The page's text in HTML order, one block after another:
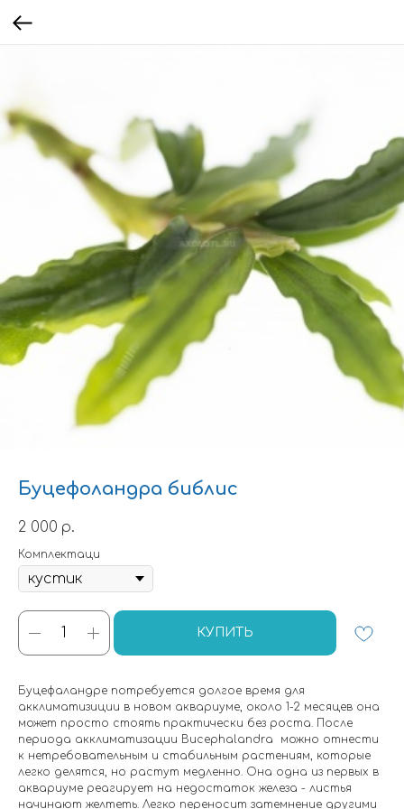
Буцефоландра библис
2 000 р.
Комплектаци
КУПИТЬ
Буцефаландре потребуется долгое время для
акклиматизиции в новом аквариуме, около 1-2 месяцев она
может просто стоять практически без роста. После
периода акклиматизации Bucephalandra можно отнести
к нетребовательным и стабильным растениям, которые
легко делятся, но растут медленно. Она одна из первых в
аквариуме реагирует на недостаток железа - листья
начинают желтеть. Легко переносит затемнение другими